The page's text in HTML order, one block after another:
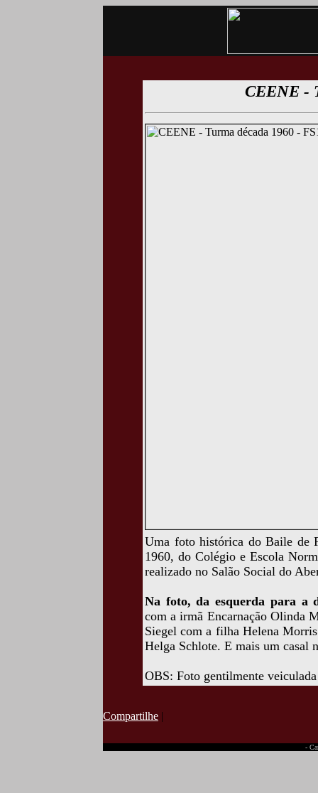
CEENE -
Uma foto histórica do Baile de
1960, do Colégio e Escola
realizado no Salão Social do
Na foto, da esquerda para a
com a irmã Encarnação Olinda
Siegel com a filha Helena
Helga Schlote. E mais um casal
OBS: Foto gentilmente
Compartilhe |
-